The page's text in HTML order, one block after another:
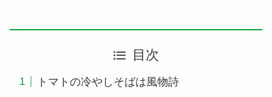
目次
トマトの冷やしそばは風物詩